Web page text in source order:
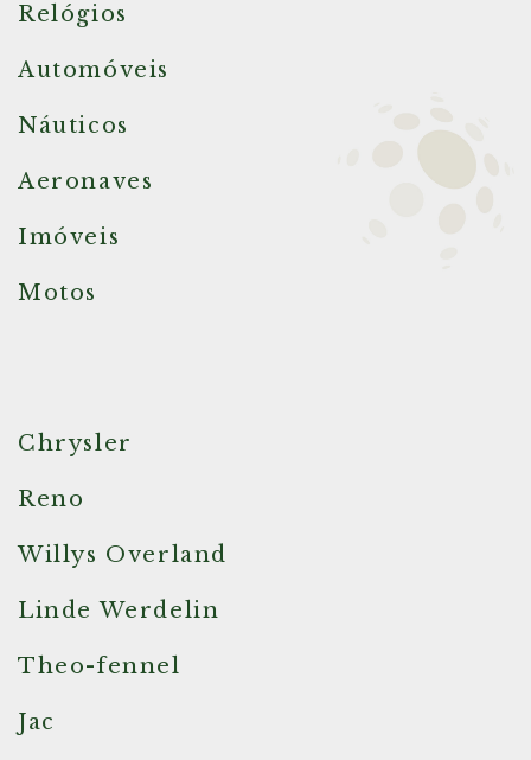
Relógios
Automóveis
Náuticos
Aeronaves
Imóveis
Motos
Chrysler
Reno
Willys Overland
Linde Werdelin
Theo-fennel
Jac